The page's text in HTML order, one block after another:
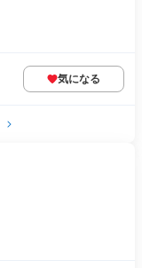
気になる